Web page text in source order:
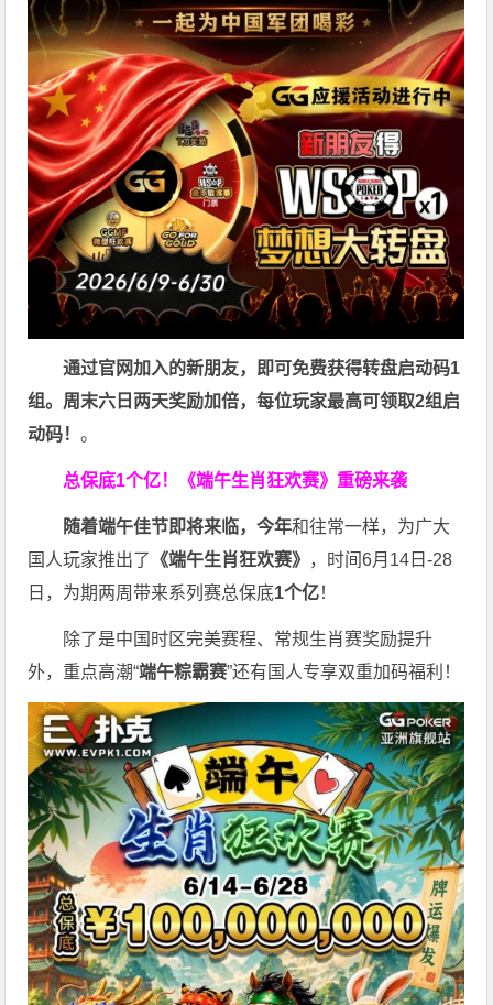
通过官网加入的新朋友，即可免费获得转盘启动码1
组。周末六日两天奖励加倍，每位玩家最高可领取2组启
动码！。
总保底1个亿！ 《端午生肖狂欢赛》重磅来袭
随着端午佳节即将来临，今年和往常一样，为广大
国人玩家推出了 《端午生肖狂欢赛》 ，时间6月14日-28
日，为期两周带来系列赛总保底1个亿！
除了是中国时区完美赛程、常规生肖赛奖励提升
外，重点高潮“端午粽霸赛”还有国人专享双重加码福利！